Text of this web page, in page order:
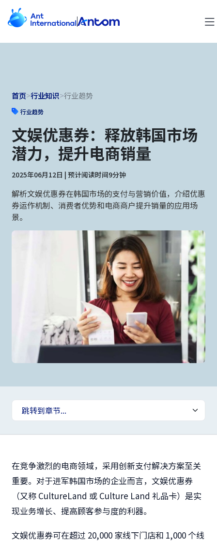
首页>行业知识>行业趋势
行业趋势
文娱优惠券：释放韩国市场
潜力，提升电商销量
2025年06月12日 | 预计阅读时间9分钟
解析文娱优惠券在韩国市场的支付与营销价值，介绍优惠
券运作机制、消费者优势和电商商户提升销量的应用场
景。
在竞争激烈的电商领域，采用创新支付解决方案至关
重要。对于进军韩国市场的企业而言，文娱优惠券
（又称 CultureLand 或 Culture Land 礼品卡）是实
现业务增长、提高顾客参与度的利器。
文娱优惠券可在超过 20,000 家线下门店和 1,000 个线